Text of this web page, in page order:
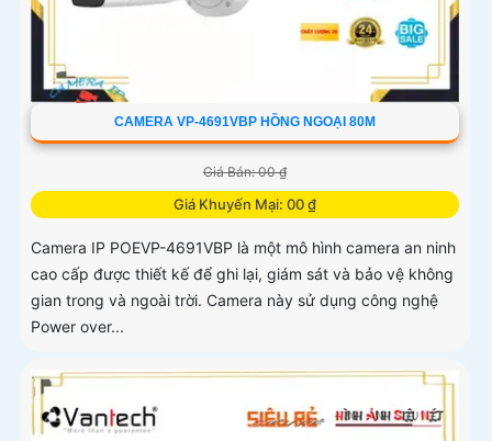
CAMERA VP-4691VBP HỒNG NGOẠI 80M
Giá Bán: 00 ₫
Giá Khuyến Mại: 00 ₫
Camera IP POEVP-4691VBP là một mô hình camera an ninh
cao cấp được thiết kế để ghi lại, giám sát và bảo vệ không
gian trong và ngoài trời. Camera này sử dụng công nghệ
Power over...